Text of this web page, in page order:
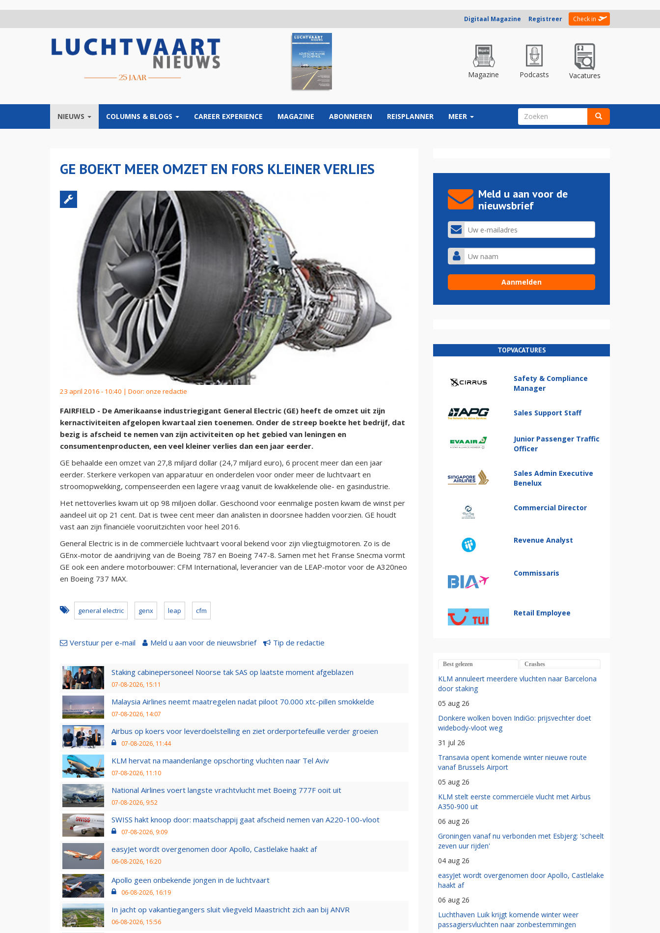
Digitaal Magazine Registreer Check in
Magazine Podcasts Vacatures
NIEUWS COLUMNS & BLOGS CAREER EXPERIENCE MAGAZINE ABONNEREN REISPLANNER MEER ZOEKVELD
GE BOEKT MEER OMZET EN FORS KLEINER VERLIES
23 april 2016 - 10:40 | Door: onze redactie
FAIRFIELD - De Amerikaanse industriegigant General Electric (GE) heeft de omzet uit zijn
kernactiviteiten afgelopen kwartaal zien toenemen. Onder de streep boekte het bedrijf, dat
bezig is afscheid te nemen van zijn activiteiten op het gebied van leningen en
consumentenproducten, een veel kleiner verlies dan een jaar eerder.
GE behaalde een omzet van 27,8 miljard dollar (24,7 miljard euro), 6 procent meer dan een jaar
eerder. Sterkere verkopen van apparatuur en onderdelen voor onder meer de luchtvaart en
stroomopwekking, compenseerden een lagere vraag vanuit de kwakkelende olie- en gasindustrie.
Het nettoverlies kwam uit op 98 miljoen dollar. Geschoond voor eenmalige posten kwam de winst per
aandeel uit op 21 cent. Dat is twee cent meer dan analisten in doorsnee hadden voorzien. GE houdt
vast aan zijn financiële vooruitzichten voor heel 2016.
General Electric is in de commerciële luchtvaart vooral bekend voor zijn vliegtuigmotoren. Zo is de
GEnx-motor de aandrijving van de Boeing 787 en Boeing 747-8. Samen met het Franse Snecma vormt
GE ook een andere motorbouwer: CFM International, leverancier van de LEAP-motor voor de A320neo
en Boeing 737 MAX.
general electric genx leap cfm
Verstuur per e-mail Meld u aan voor de nieuwsbrief Tip de redactie
Staking cabinepersoneel Noorse tak SAS op laatste moment afgeblazen
07-08-2026, 15:11
Malaysia Airlines neemt maatregelen nadat piloot 70.000 xtc-pillen smokkelde
07-08-2026, 14:07
Airbus op koers voor leverdoelstelling en ziet orderportefeuille verder groeien
07-08-2026, 11:44
KLM hervat na maandenlange opschorting vluchten naar Tel Aviv
07-08-2026, 11:10
National Airlines voert langste vrachtvlucht met Boeing 777F ooit uit
07-08-2026, 9:52
SWISS hakt knoop door: maatschappij gaat afscheid nemen van A220-100-vloot
07-08-2026, 9:09
easyJet wordt overgenomen door Apollo, Castlelake haakt af
06-08-2026, 16:20
Apollo geen onbekende jongen in de luchtvaart
06-08-2026, 16:19
In jacht op vakantiegangers sluit vliegveld Maastricht zich aan bij ANVR
06-08-2026, 15:56
Meld u aan voor de
nieuwsbrief
TOPVACATURES
Safety & Compliance
Manager
Sales Support Staff
Junior Passenger Traffic
Officer
Sales Admin Executive
Benelux
Commercial Director
Revenue Analyst
Commissaris
Retail Employee
Best gelezen Crashes
KLM annuleert meerdere vluchten naar Barcelona
door staking
05 aug 26
Donkere wolken boven IndiGo: prijsvechter doet
widebody-vloot weg
31 jul 26
Transavia opent komende winter nieuwe route
vanaf Brussels Airport
05 aug 26
KLM stelt eerste commerciële vlucht met Airbus
A350-900 uit
06 aug 26
Groningen vanaf nu verbonden met Esbjerg: 'scheelt
zeven uur rijden'
04 aug 26
easyJet wordt overgenomen door Apollo, Castlelake
haakt af
06 aug 26
Luchthaven Luik krijgt komende winter weer
passagiersvluchten naar zonbestemmingen